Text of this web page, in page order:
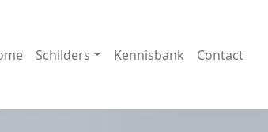
Schilders Kennisbank Contact